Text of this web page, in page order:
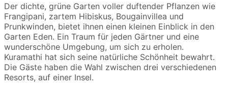
Der dichte, grüne Garten voller duftender Pflanzen wie
Frangipani, zartem Hibiskus, Bougainvillea und
Prunkwinden, bietet ihnen einen kleinen Einblick in den
Garten Eden. Ein Traum für jeden Gärtner und eine
wunderschöne Umgebung, um sich zu erholen.
Kuramathi hat sich seine natürliche Schönheit bewahrt.
Die Gäste haben die Wahl zwischen drei verschiedenen
Resorts, auf einer Insel.